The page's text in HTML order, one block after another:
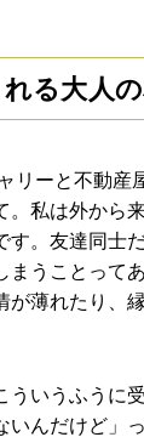
る大人
リーと不動産
私は外から
す。友達同士
うことって
薄れたり、
いうふうに
んだけど」